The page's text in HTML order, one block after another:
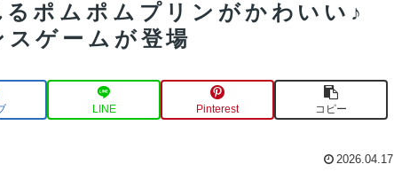
るポムポムプリンがかわいい♪
ゲームが登場
LINE Pinterest コピー
2026.04.17